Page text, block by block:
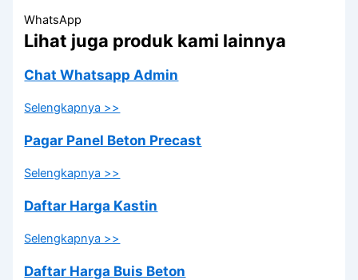
WhatsApp
Lihat juga produk kami lainnya
Chat Whatsapp Admin
Selengkapnya >>
Pagar Panel Beton Precast
Selengkapnya >>
Daftar Harga Kastin
Selengkapnya >>
Daftar Harga Buis Beton